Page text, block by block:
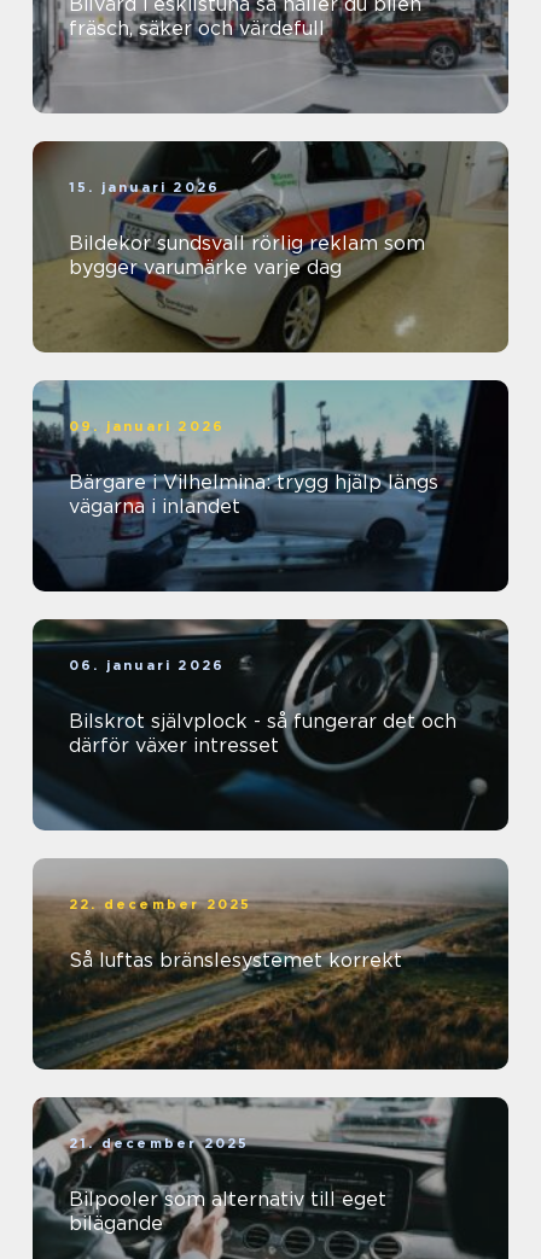
fräsch, säker och värdefull
15. januari 2026
Bildekor sundsvall rörlig reklam som
bygger varumärke varje dag
09. januari 2026
Bärgare i Vilhelmina: trygg hjälp längs
vägarna i inlandet
06. januari 2026
Bilskrot självplock - så fungerar det och
därför växer intresset
22. december 2025
Så luftas bränslesystemet korrekt
21. december 2025
Bilpooler som alternativ till eget
bilägande